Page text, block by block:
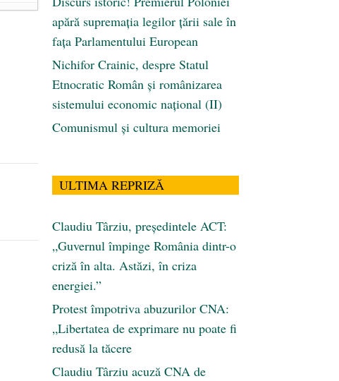
apără supremația legilor țării sale în
fața Parlamentului European
Nichifor Crainic, despre Statul
Etnocratic Român şi românizarea
sistemului economic naţional (II)
Comunismul şi cultura memoriei
ULTIMA REPRIZĂ
Claudiu Târziu, președintele ACT:
„Guvernul împinge România dintr-o
criză în alta. Astăzi, în criza
energiei.”
Protest împotriva abuzurilor CNA:
„Libertatea de exprimare nu poate fi
redusă la tăcere
Claudiu Târziu acuză CNA de